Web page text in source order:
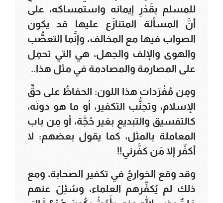
للمسلم بقَدْرِ إيمانه واستمساكه، على
أنَّ المسألة المتنازَع عليها قد يكون
الصواب فيها مع المخالف، وإنَّما التعصُّب
والهوى والإلف والجهل، هي التي تحمِل
على المصارمة والمصادمة في مثل هذا..
ومِن مُفْرَدات هذا اللون: الحفاظُ على حقِّ
الإسلام، وتجنُّب التكفير، أو ما هو دونَه،
كالتفسيق والتبديع بغير حُجَّة، أو مِن باب
المعاملة بالمثل، كما يقول بعضهم: لا
أكفِّر إلا مَن كفَّرني!!
وقد وقع الخوارجُ في تكفير الصحابة، ومع
ذلك لم يُكفِّرهم العلماء، وسُئِلَ عنهم